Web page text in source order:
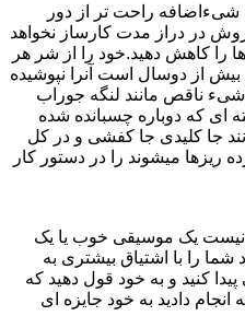
راحت تر از دور
روش در دراز مدت کارساز نخواهد
را کاهش دهید.خود را از شر هر
بیش از دوسال است آنرا نپوشیده
شیء ناقص مانند لنگه جوراب
که دوباره چسبانده شده
جا کلیدی جا کفشی و در کل
میشوند را در دستور کار
نیست یک موسیقی خوب یا یک
شما را با اشتیاق بیشتری به
کنید و به خود قول دهید که
انجام دادید به خود جایزه ای